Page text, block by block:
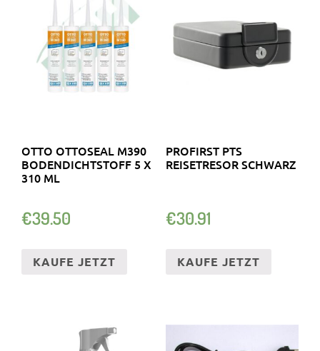
OTTO OTTOSEAL M390
BODENDICHTSTOFF 5 X
310 ML
€39.50
KAUFE JETZT
PROFIRST PTS
REISETRESOR SCHWARZ
€30.91
KAUFE JETZT